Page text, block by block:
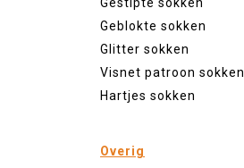
Geblokte sokken
Glitter sokken
Visnet patroon sokken
Hartjes sokken
Overig